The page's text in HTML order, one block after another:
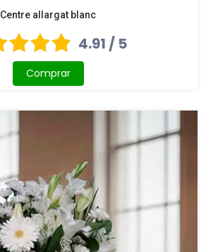
Centre allargat blanc
4.91 / 5
Comprar